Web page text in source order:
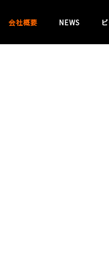
会社概要 NEWS